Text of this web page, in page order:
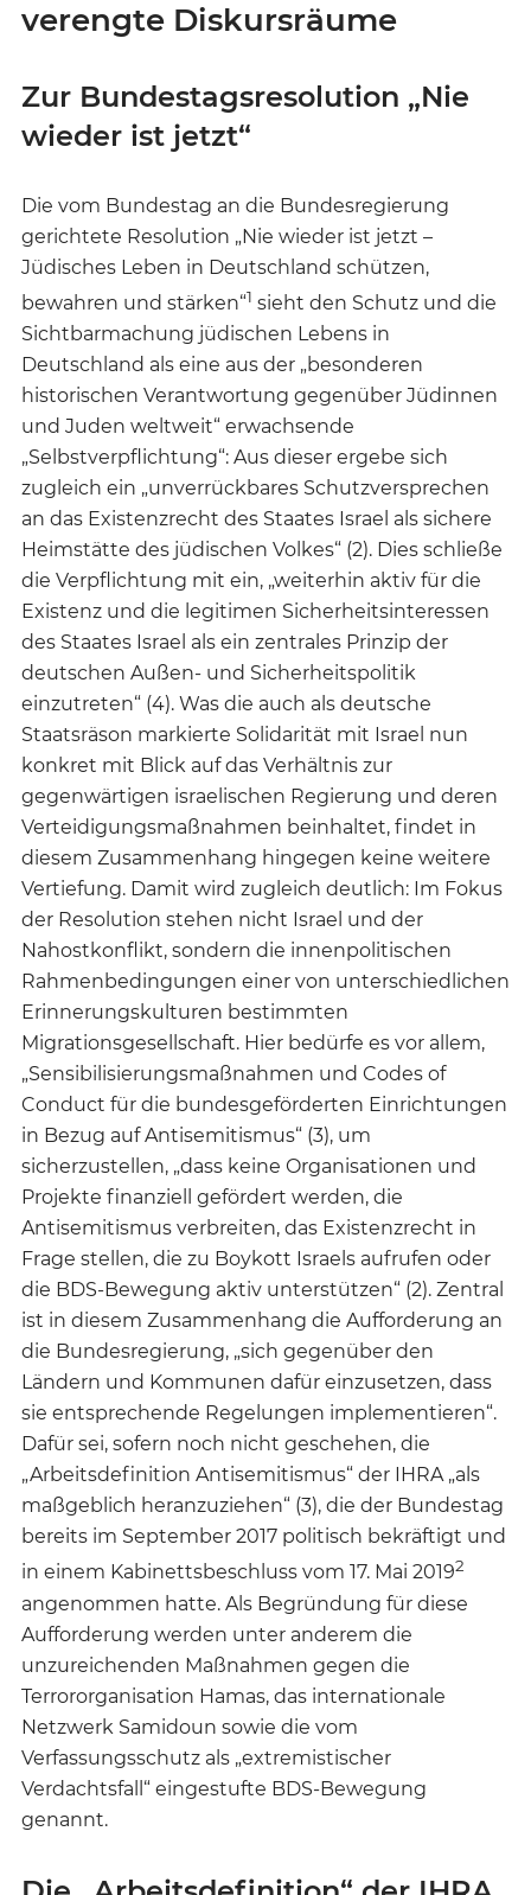
verengte Diskursräume
Zur Bundestagsresolution „Nie
wieder ist jetzt“
Die vom Bundestag an die Bundesregierung
gerichtete Resolution „Nie wieder ist jetzt –
Jüdisches Leben in Deutschland schützen,
bewahren und stärken“1 sieht den Schutz und die
Sichtbarmachung jüdischen Lebens in
Deutschland als eine aus der „besonderen
historischen Verantwortung gegenüber Jüdinnen
und Juden weltweit“ erwachsende
„Selbstverpflichtung“: Aus dieser ergebe sich
zugleich ein „unverrückbares Schutzversprechen
an das Existenzrecht des Staates Israel als sichere
Heimstätte des jüdischen Volkes“ (2). Dies schließe
die Verpflichtung mit ein, „weiterhin aktiv für die
Existenz und die legitimen Sicherheitsinteressen
des Staates Israel als ein zentrales Prinzip der
deutschen Außen- und Sicherheitspolitik
einzutreten“ (4). Was die auch als deutsche
Staatsräson markierte Solidarität mit Israel nun
konkret mit Blick auf das Verhältnis zur
gegenwärtigen israelischen Regierung und deren
Verteidigungsmaßnahmen beinhaltet, findet in
diesem Zusammenhang hingegen keine weitere
Vertiefung. Damit wird zugleich deutlich: Im Fokus
der Resolution stehen nicht Israel und der
Nahostkonflikt, sondern die innenpolitischen
Rahmenbedingungen einer von unterschiedlichen
Erinnerungskulturen bestimmten
Migrationsgesellschaft. Hier bedürfe es vor allem,
„Sensibilisierungsmaßnahmen und Codes of
Conduct für die bundesgeförderten Einrichtungen
in Bezug auf Antisemitismus“ (3), um
sicherzustellen, „dass keine Organisationen und
Projekte finanziell gefördert werden, die
Antisemitismus verbreiten, das Existenzrecht in
Frage stellen, die zu Boykott Israels aufrufen oder
die BDS-Bewegung aktiv unterstützen“ (2). Zentral
ist in diesem Zusammenhang die Aufforderung an
die Bundesregierung, „sich gegenüber den
Ländern und Kommunen dafür einzusetzen, dass
sie entsprechende Regelungen implementieren“.
Dafür sei, sofern noch nicht geschehen, die
„Arbeitsdefinition Antisemitismus“ der IHRA „als
maßgeblich heranzuziehen“ (3), die der Bundestag
bereits im September 2017 politisch bekräftigt und
in einem Kabinettsbeschluss vom 17. Mai 20192
angenommen hatte. Als Begründung für diese
Aufforderung werden unter anderem die
unzureichenden Maßnahmen gegen die
Terrororganisation Hamas, das internationale
Netzwerk Samidoun sowie die vom
Verfassungsschutz als „extremistischer
Verdachtsfall“ eingestufte BDS-Bewegung
genannt.